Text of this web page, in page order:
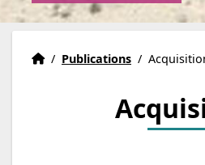
Eric Weil Institute
Accueil
/ Publications /